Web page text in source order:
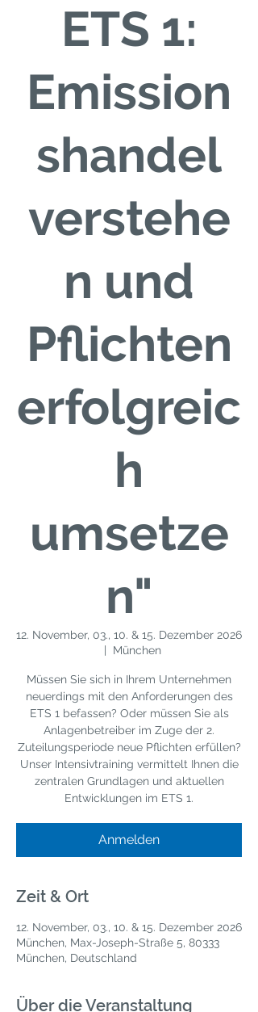
ETS 1:
Emission
shandel
verstehe
n und
Pflichten
erfolgreic
h
umsetze
n"
12. November, 03., 10. & 15. Dezember 2026
München
Müssen Sie sich in Ihrem Unternehmen
neuerdings mit den Anforderungen des
ETS 1 befassen? Oder müssen Sie als
Anlagenbetreiber im Zuge der 2.
Zuteilungsperiode neue Pflichten erfüllen?
Unser Intensivtraining vermittelt Ihnen die
zentralen Grundlagen und aktuellen
Entwicklungen im ETS 1.
Anmelden
Zeit & Ort
12. November, 03., 10. & 15. Dezember 2026
München, Max-Joseph-Straße 5, 80333
München, Deutschland
Über die Veranstaltung